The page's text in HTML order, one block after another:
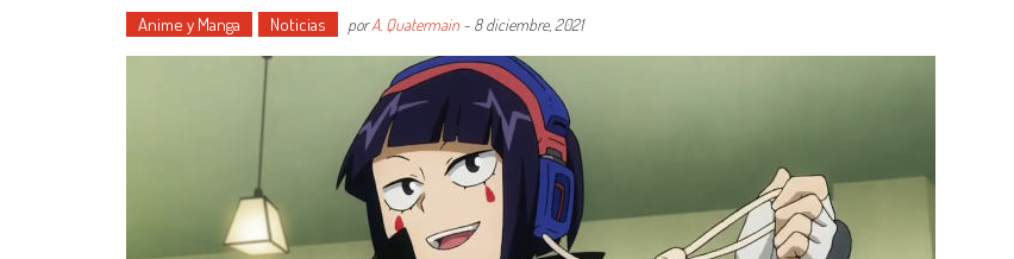
Anime y Manga Noticias porA. Quatermain - 8 diciembre, 2021